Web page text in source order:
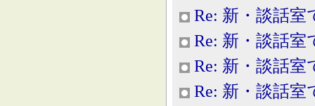
Re: 新・談話室
Re: 新・談話室
Re: 新・談話室
Re: 新・談話室